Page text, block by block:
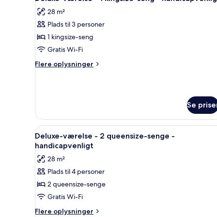
seng
alle
billeder
af
Deluxe-
værelse
-
1
handicapvenligt
28 m²
Plads til 3 personer
1 kingsize-seng
Gratis Wi-Fi
Flere oplysninger
Flere
1
kingsize-
seng
-
handicapvenligt
Se
Indlæs
alle
billeder
af
Deluxe-
værelse
-
2
Et hotelværelse med to
7
Deluxe-værelse - 2 queensize-senge -
handicapvenligt
28 m²
Plads til 4 personer
2 queensize-senge
Gratis Wi-Fi
Flere oplysninger
Flere